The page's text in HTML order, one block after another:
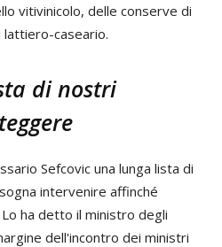
vitivinicolo, delle conserve di
caseario.
di nostri
Sefcovic una lunga lista di
intervenire affinché
ha detto il ministro degli
dell'incontro dei ministri